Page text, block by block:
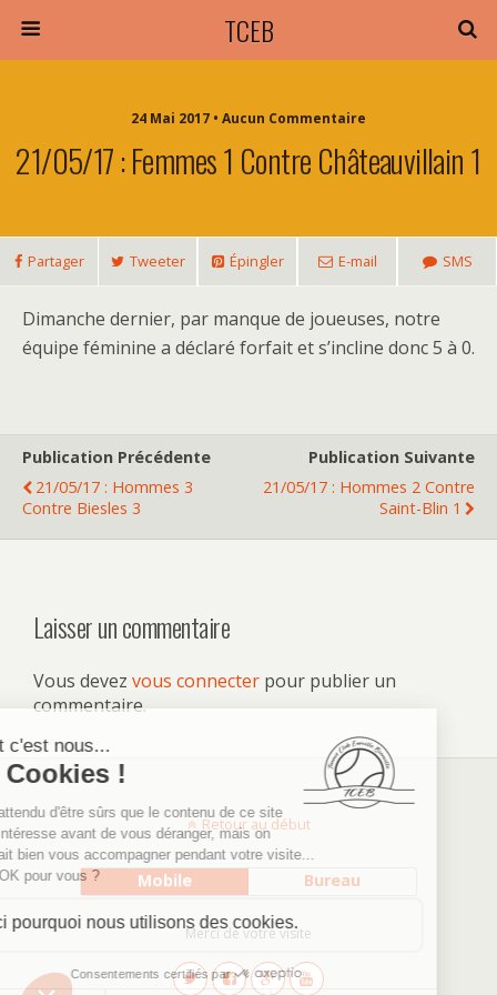
TCEB
24 Mai 2017 • Aucun Commentaire
21/05/17 : Femmes 1 Contre Châteauvillain 1
Partager Tweeter Épingler E-mail SMS
Dimanche dernier, par manque de joueuses, notre
équipe féminine a déclaré forfait et s’incline donc 5 à 0.
Publication Précédente
21/05/17 : Hommes 3
Contre Biesles 3
Publication Suivante
21/05/17 : Hommes 2 Contre
Saint-Blin 1
Laisser un commentaire
Vous devez vous connecter pour publier un
commentaire.
Retour au début
Mobile Bureau
Merci de votre visite